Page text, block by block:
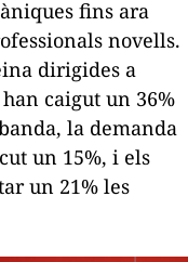
fins ara
novells.
dirigides a
caigut un 36%
la demanda
un 15%, i els
un 21% les